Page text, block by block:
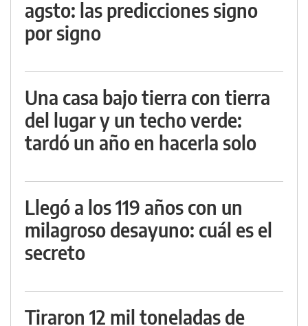
agsto: las predicciones signo
por signo
Una casa bajo tierra con tierra
del lugar y un techo verde:
tardó un año en hacerla solo
Llegó a los 119 años con un
milagroso desayuno: cuál es el
secreto
Tiraron 12 mil toneladas de